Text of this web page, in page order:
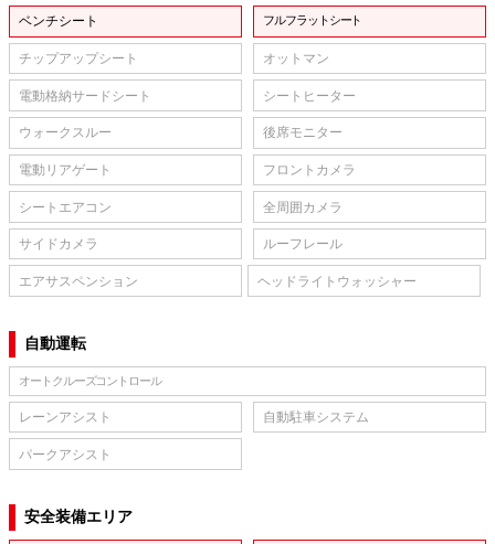
ベンチシート フルフラットシート
チップアップシート オットマン
電動格納サードシート シートヒーター
ウォークスルー 後席モニター
電動リアゲート フロントカメラ
シートエアコン 全周囲カメラ
サイドカメラ ルーフレール
エアサスペンション ヘッドライトウォッシャー
自動運転
オートクルーズコントロール
レーンアシスト 自動駐車システム
パークアシスト
安全装備エリア